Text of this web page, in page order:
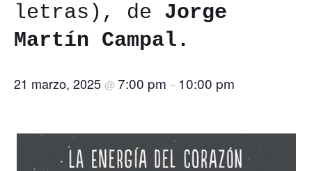
letras), de Jorge
Martín Campal.
21 marzo, 2025 @ 7:00 pm – 10:00 pm